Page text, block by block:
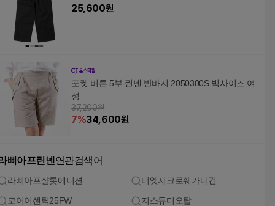
25,600원
포켓 버튼 5부 린넨 반바지 2050300S 빅사이즈 여
성
37,200원
7%34,600원
삐아프린넨 연관검색어
라삐아프샬롯에디션 더엣지크로쉐가디건
코어어센틱25FW 지스튜디오탑